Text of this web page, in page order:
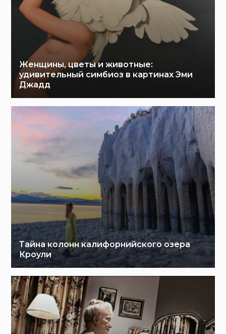
Женщины, цветы и животные:
удивительный симбиоз в картинах Эми
Джадд
Тайна колонн калифорнийского озера
Кроули